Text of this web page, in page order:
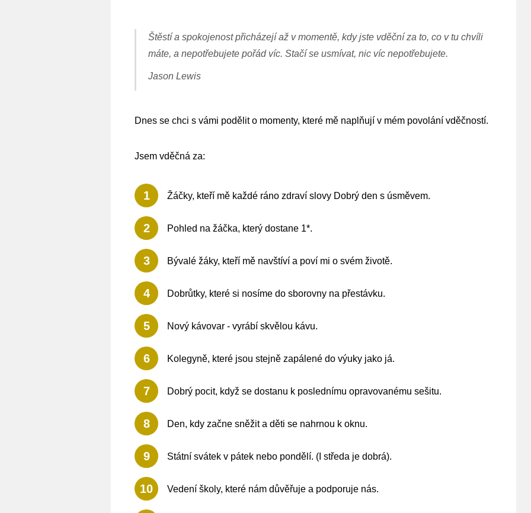
Štěstí a spokojenost přicházejí až v momentě, kdy jste vděční za to, co v tu chvíli
máte, a nepotřebujete pořád víc. Stačí se usmívat, nic víc nepotřebujete.
Jason Lewis
Dnes se chci s vámi podělit o momenty, které mě naplňují v mém povolání vděčností.
Jsem vděčná za:
1 Žáčky, kteří mě každé ráno zdraví slovy Dobrý den s úsměvem.
2 Pohled na žáčka, který dostane 1*.
3 Bývalé žáky, kteří mě navštíví a poví mi o svém životě.
4 Dobrůtky, které si nosíme do sborovny na přestávku.
5 Nový kávovar - vyrábí skvělou kávu.
6 Kolegyně, které jsou stejně zapálené do výuky jako já.
7 Dobrý pocit, když se dostanu k poslednímu opravovanému sešitu.
8 Den, kdy začne sněžit a děti se nahrnou k oknu.
9 Státní svátek v pátek nebo pondělí. (I středa je dobrá).
10 Vedení školy, které nám důvěřuje a podporuje nás.